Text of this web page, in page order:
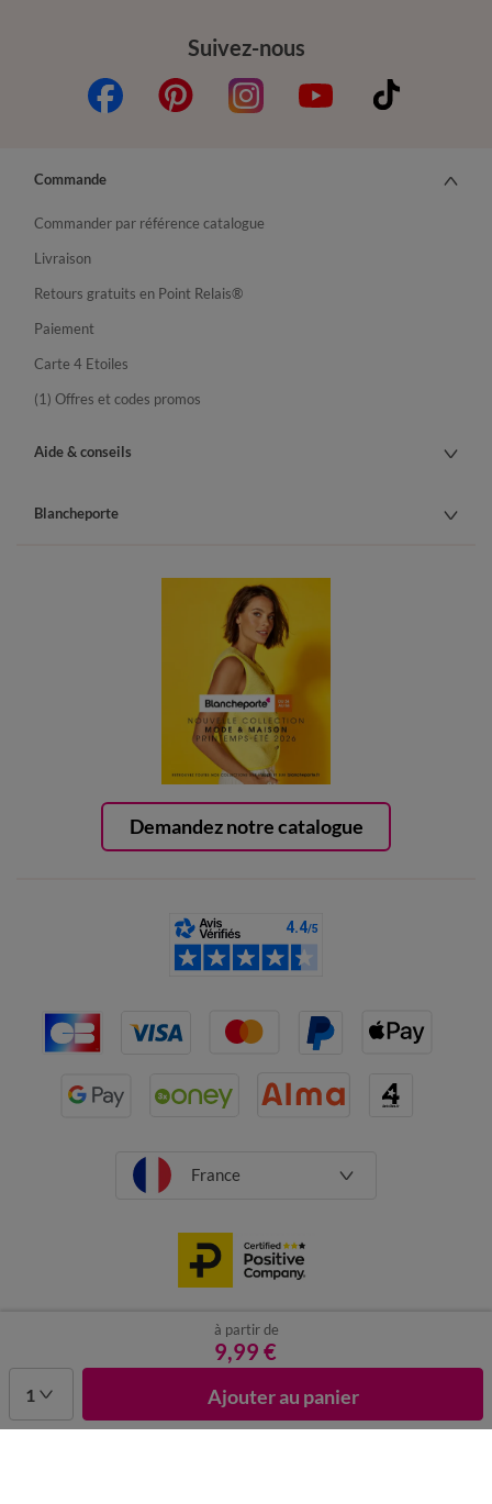
à partir de
9,99 €
1 Ajouter au panier
Suivez-nous
Demandez notre catalogue
Commande
Commander par référence catalogue
Livraison
Retours gratuits en Point Relais®
Paiement
Carte 4 Etoiles
(1) Offres et codes promos
Aide & conseils
Blancheporte
France
Données personnelles